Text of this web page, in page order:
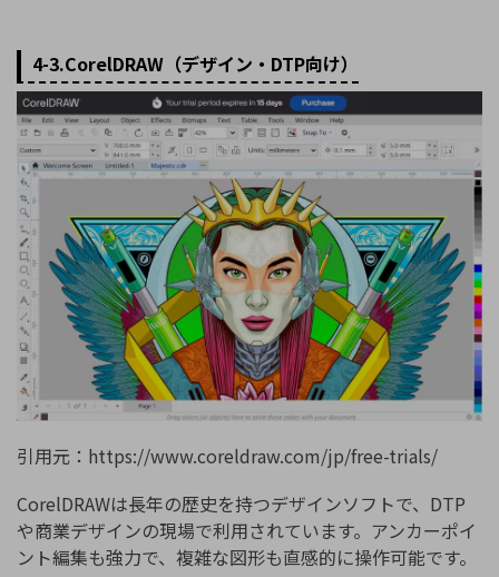
4-3.CorelDRAW（デザイン・DTP向け）
引用元：https://www.coreldraw.com/jp/free-trials/
CorelDRAWは長年の歴史を持つデザインソフトで、DTP
や商業デザインの現場で利用されています。アンカーポイ
ント編集も強力で、複雑な図形も直感的に操作可能です。